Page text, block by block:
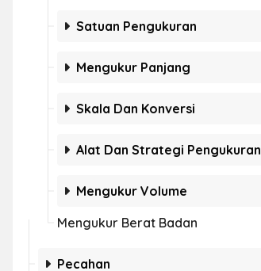
Satuan Pengukuran
Mengukur Panjang
Skala Dan Konversi
Alat Dan Strategi Pengukuran
Mengukur Volume
Mengukur Berat Badan
Pecahan